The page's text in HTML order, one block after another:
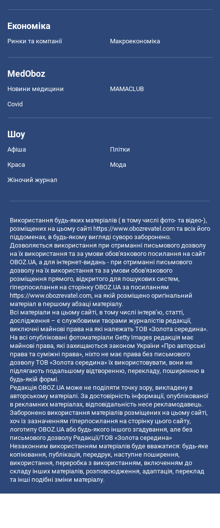
Економіка
Ринки та компанії Макроекономіка
MedOboz
Новини медицини MAMACLUB
Covid
Шоу
Афіша Плітки
Краса Мода
Жіночий журнал
Використання будь-яких матеріалів ( в тому числі фото- та відео-),
розміщених на цьому сайті https://www.obozrevatel.com та всіх його
піддоменах, в будь-якому вигляді суворо заборонено.
Дозволяється використання при отриманні письмового дозволу
на їх використання та за умови обов'язкового посилання на сайт
OBOZ.UA, а для інтернет-видань - при отриманні письмового
дозволу на їх використання та за умови обов'язкового
розміщення прямого, відкритого для пошукових систем,
гіперпосилання на сторінку OBOZ.UA за посиланням
https://www.obozrevatel.com, на якій розміщено оригінальний
матеріал в першому абзаці матеріалу.
Всі матеріали на цьому сайті, в тому числі інтерв’ю, статті,
дослідження – є службовими творами журналістів редакції,
виключні майнові права на які належать ТОВ «Золота середина».
На всі опубліковані фотоматеріали Getty Images редакція має
майнові права, які захищаються законом України «Про авторські
права та суміжні права», ніхто не має права без письмового
дозволу ТОВ «Золота середина» їх використовувати, вони не
підлягають подальшому відтворенню, перекладу, поширенню в
будь-якій формі.
Редакція OBOZ.UA може не поділяти точку зору, викладену в
авторському матеріалі. За достовірність інформації, опублікованої
в рекламних матеріалах, відповідальність несе рекламодавець.
Заборонено використання матеріалів розміщених на цьому сайті,
хоч із зазначенням гіперпосилання на сторінку цього сайту,
логотипу OBOZ.UA або будь-якого іншого згадування, але без
письмового дозволу Редакції/ТОВ «Золота середина»
Незаконним використанням матеріалів буде вважатися: будь-яке
копiювання, публiкацiя, передрук, наступне поширення,
використання, переробка з використанням, включенням до
складу інших матеріалів, розповсюдження, адаптація, переклад
та інші подібні зміни матеріалу.